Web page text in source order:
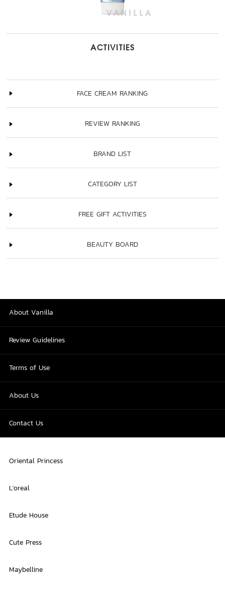
ACTIVITIES
FACE CREAM RANKING
REVIEW RANKING
BRAND LIST
CATEGORY LIST
FREE GIFT ACTIVITIES
BEAUTY BOARD
About Vanilla
Review Guidelines
Terms of Use
About Us
Contact Us
Oriental Princess
L'oreal
Etude House
Cute Press
Maybelline